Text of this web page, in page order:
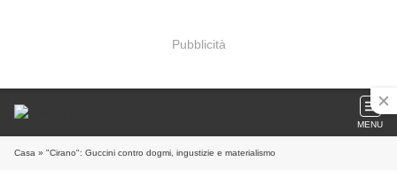
Pubblicità
MENU
Casa » "Cirano": Guccini contro dogmi, ingustizie e materialismo